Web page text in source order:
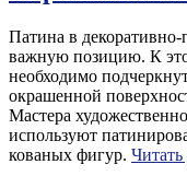
Патина в декоративно-
важную позицию. К
необходимо
окрашенной
Мастера
используют
кованых фигур. Читать